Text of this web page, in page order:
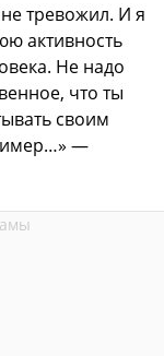
тревожил. И я
активность
Не надо
что ты
своим
—